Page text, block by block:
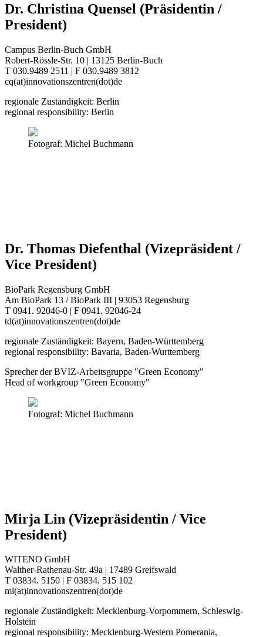
Dr. Christina Quensel (Präsidentin /
President)
Campus Berlin-Buch GmbH
Robert-Rössle-Str. 10 | 13125 Berlin-Buch
T 030.9489 2511 | F 030.9489 3812
cq(at)innovationszentren(dot)de
regionale Zuständigkeit: Berlin
regional responsibility: Berlin
Fotograf: Michel Buchmann
Dr. Thomas Diefenthal (Vizepräsident /
Vice President)
BioPark Regensburg GmbH
Am BioPark 13 / BioPark III | 93053 Regensburg
T 0941. 92046-0 | F 0941. 92046-24
td(at)innovationszentren(dot)de
regionale Zuständigkeit: Bayern, Baden-Württemberg
regional responsibility: Bavaria, Baden-Wurttemberg
Sprecher der BVIZ-Arbeitsgruppe "Green Economy"
Head of workgroup "Green Economy"
Fotograf: Michel Buchmann
Mirja Lin (Vizepräsidentin / Vice
President)
WITENO GmbH
Walther-Rathenau-Str. 49a | 17489 Greifswald
T 03834. 5150 | F 03834. 515 102
ml(at)innovationszentren(dot)de
regionale Zuständigkeit: Mecklenburg-Vorpommern, Schleswig-
Holstein
regional responsibility: Mecklenburg-Western Pomerania,